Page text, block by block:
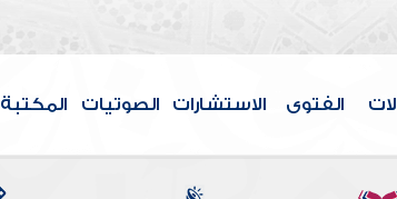
الفتوى الاستشارات الصوتيات المكتبة